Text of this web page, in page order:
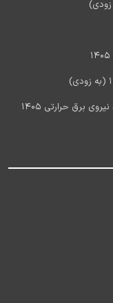
آخرین اخبار استخدام شرکت مادر تخصصی تولید نیروی برق حرارتی 1405